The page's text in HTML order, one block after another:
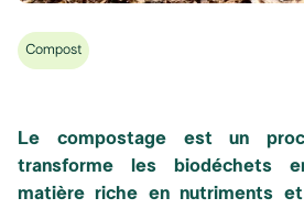
Compost
Le compostage est un
transforme les biodéchets
matière riche en nutriments et